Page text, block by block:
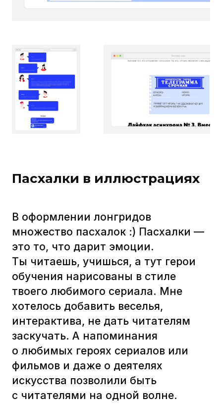
Как рисовали баннеры
и обложки
Мы попросили сделать баннеры
и обложки для внутренних
платформ ВОРК и SYS. Здесь важно